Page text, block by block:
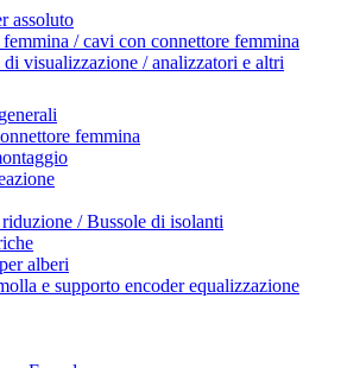
assoluto
/ cavi con connettore femmina
visualizzazione / analizzatori e altri
femmina
/ Bussole di isolanti
alberi
e supporto encoder equalizzazione